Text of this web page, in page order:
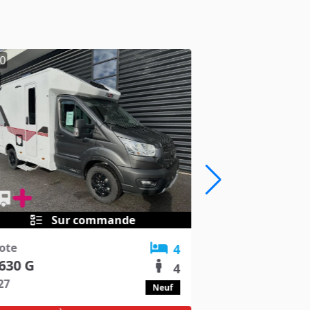
Sur commande
G
4
4
Neuf